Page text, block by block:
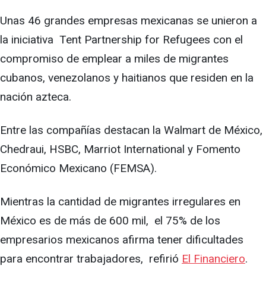
Unas 46 grandes empresas mexicanas se unieron a
la iniciativa Tent Partnership for Refugees con el
compromiso de emplear a miles de migrantes
cubanos, venezolanos y haitianos que residen en la
nación azteca.
Entre las compañías destacan la Walmart de México,
Chedraui, HSBC, Marriot International y Fomento
Económico Mexicano (FEMSA).
Mientras la cantidad de migrantes irregulares en
México es de más de 600 mil, el 75% de los
empresarios mexicanos afirma tener dificultades
para encontrar trabajadores, refirió El Financiero.